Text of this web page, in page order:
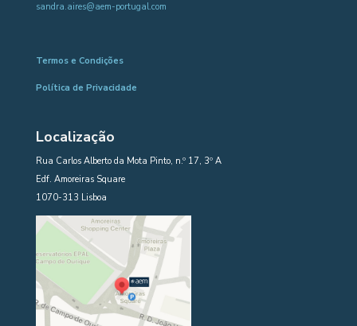
sandra.aires@aem-portugal.com
Termos e Condições
Política de Privacidade
Localização
Rua Carlos Alberto da Mota Pinto, n.º 17, 3º A
Edf. Amoreiras Square
1070-313 Lisboa